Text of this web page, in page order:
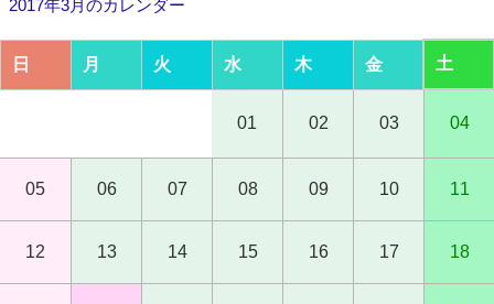
2017年3月のカレンダー
日 月 火 水 木 金 土
01 02 03 04
05 06 07 08 09 10 11
12 13 14 15 16 17 18